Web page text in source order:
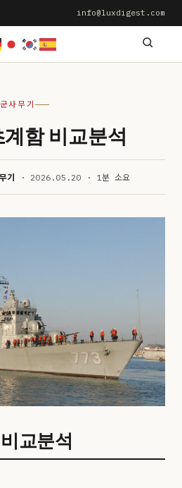
info@luxdigest.com
군사무기
함 비교분석
기 · 2026.05.20 · 1분 소요
교분석